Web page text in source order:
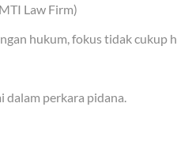
Law Firm)
hukum, fokus tidak cukup
dalam perkara pidana.